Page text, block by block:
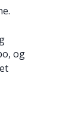
og